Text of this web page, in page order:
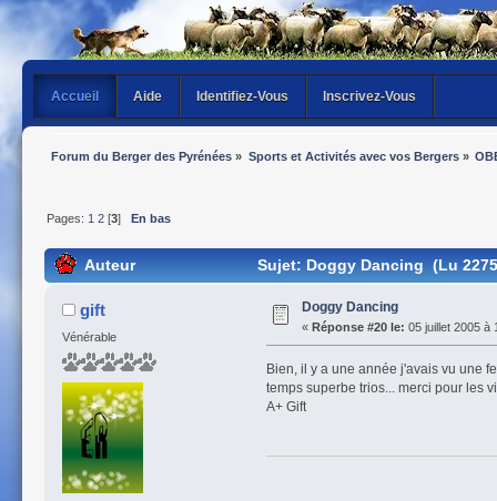
Accueil Aide Identifiez-Vous Inscrivez-Vous
Forum du Berger des Pyrénées » Sports et Activités avec vos Bergers»
Pages: 1 2 [3] En bas
Auteur Sujet: Doggy Dancing (Lu
gift
Vénérable
Doggy Dancing
« Réponse #20 le: 05 juillet 2005 à
Bien, il y a une année j'avais vu une
temps superbe trios... merci pour les
A+ Gift